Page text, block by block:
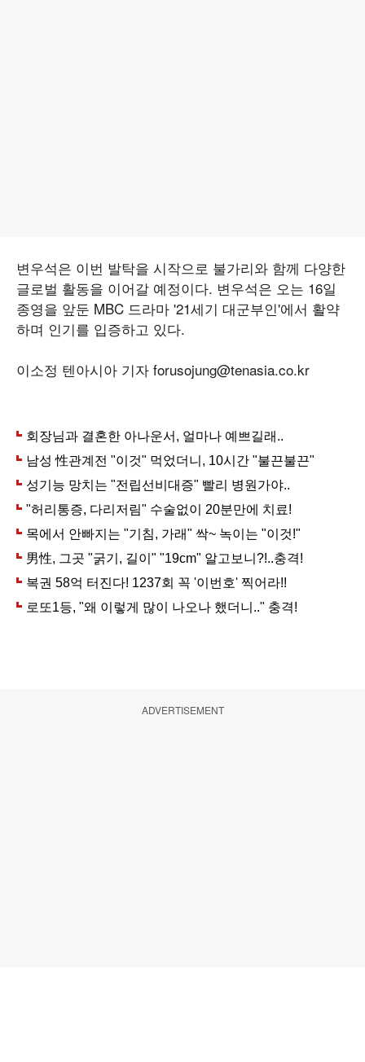
변우석은 이번 발탁을 시작으로 불가리와 함께 다양한
글로벌 활동을 이어갈 예정이다. 변우석은 오는 16일
종영을 앞둔 MBC 드라마 '21세기 대군부인'에서 활약
하며 인기를 입증하고 있다.
이소정 텐아시아 기자 forusojung@tenasia.co.kr
ADVERTISEMENT